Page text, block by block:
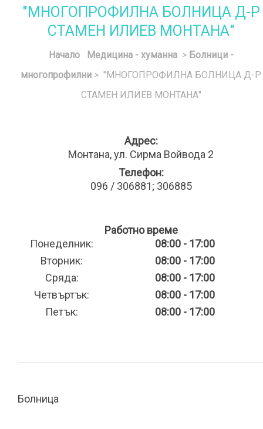
"МНОГОПРОФИЛНА БОЛНИЦА Д-Р
СТАМЕН ИЛИЕВ МОНТАНА"
Начало Медицина - хуманна> Болници -
многопрофилни > "МНОГОПРОФИЛНА БОЛНИЦА Д-Р
СТАМЕН ИЛИЕВ МОНТАНА"
Адрес:
Монтана, ул. Сирма Войвода 2
Телефон:
096 / 306881; 306885
Работно време
Понеделник:
08:00 - 17:00
Вторник:
08:00 - 17:00
Сряда:
08:00 - 17:00
Четвъртък:
08:00 - 17:00
Петък:
08:00 - 17:00
Болница